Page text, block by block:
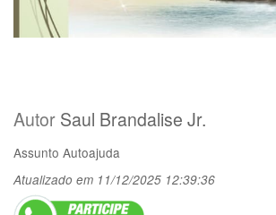
Autor Saul Brandalise Jr.
Assunto Autoajuda
Atualizado em 11/12/2025 12:39:36